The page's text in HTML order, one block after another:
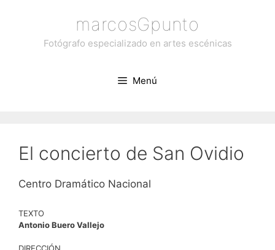
contenido
marcosGpunto
Fotógrafo especializado en artes escénicas
Menú
El concierto de San Ovidio
Centro Dramático Nacional
TEXTO
Antonio Buero Vallejo